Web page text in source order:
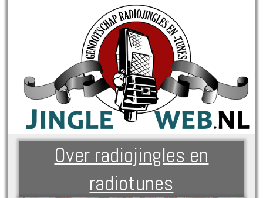
Over radiojingles en
radiotunes